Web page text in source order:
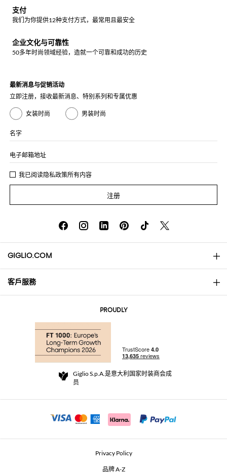
支付
我们为你提供12种支付方式，最常用且最安全
企业文化与可靠性
50多年时尚领域经验，造就一个可靠和成功的历史
最新消息与促销活动
立即注册，接收最新消息、特别系列和专属优惠
女装时尚 男装时尚
名字
电子邮箱地址
我已阅读隐私政策所有内容
注册
GIGLIO.COM
About
Community Store
Beauty Seekers VIP Club
客戶服務
退货与退款
For a safe shopping experience
Security Communication
PROUDLY
Giglio S.p.A.是意大利国家时装商会成
员
Privacy Policy
品牌 A-Z